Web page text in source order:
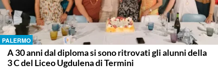
PALERMO
A 30 anni dal diploma si sono ritrovati gli alunni della
3 C del Liceo Ugdulena di Termini